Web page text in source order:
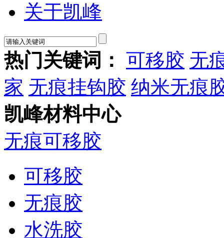
关于凯峰
热门关键词： 可移胶 无
家 无痕挂钩胶 纳米无痕
凯峰材料中心
无痕可移胶
可移胶
无痕胶
水洗胶